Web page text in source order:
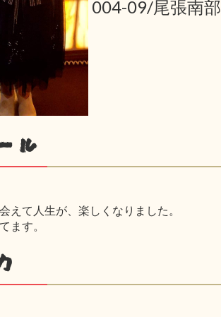
004-09/尾張南部
ル
えて人生が、楽しくなりました。
ます。